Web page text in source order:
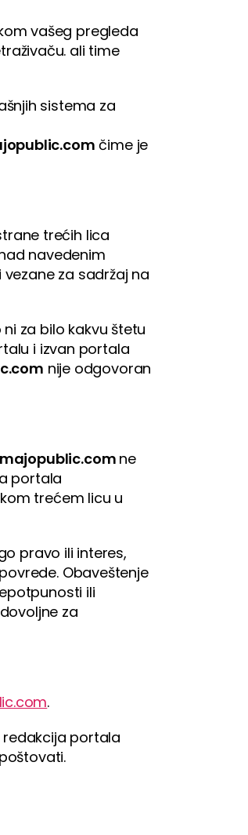
vašeg pregleda
ali time
sistema za
čime je
trećih lica
navedenim
za sadržaj na
ni za bilo kakvu štetu
i izvan portala
nije odgovoran
majopublic.com ne
portala
trećem licu u
pravo ili interes,
Obaveštenje
ili
za
.
redakcija portala